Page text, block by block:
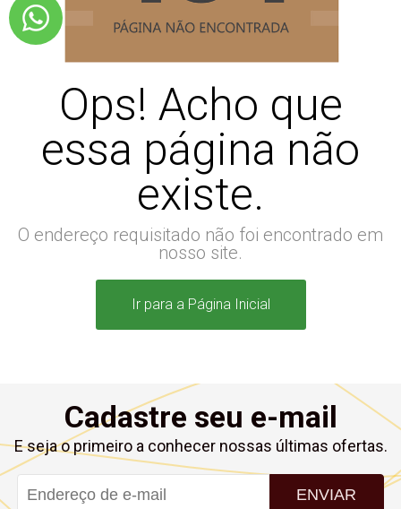
Ops! Acho que
essa página não
existe.
O endereço requisitado não foi encontrado em
nosso site.
Ir para a Página Inicial
Cadastre seu e-mail
E seja o primeiro a conhecer nossas últimas ofertas.
ENVIAR